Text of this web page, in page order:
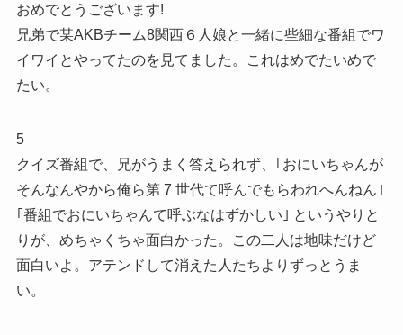
おめでとうございます!
兄弟で某AKBチーム8関西６人娘と一緒に些細な番組でワ
イワイとやってたのを見てました。これはめでたいめで
たい。
5
クイズ番組で、兄がうまく答えられず、｢おにいちゃんが
そんなんやから俺ら第 7 世代て呼んでもらわれへんねん｣
｢番組でおにいちゃんて呼ぶなはずかしい｣ というやりと
りが、めちゃくちゃ面白かった。この二人は地味だけど
面白いよ。アテンドして消えた人たちよりずっとうま
い。